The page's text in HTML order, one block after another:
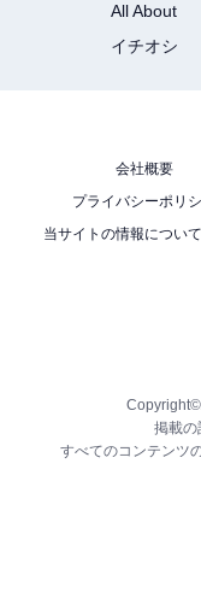
All About
イチオシ
会社概要
プライバシーポリ
当サイトの情報につい
掲載の
すべてのコンテンツ